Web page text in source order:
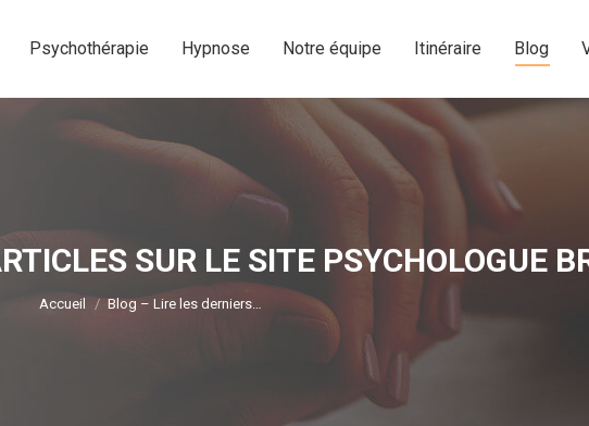
Psychothérapie Hypnose Notre équipe Itinéraire Blog
SUR LE SITE PSYCHOLOGUE
Vous êtes ici :
Accueil Blog – Lire les derniers…